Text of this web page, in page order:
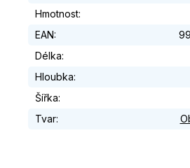
Hmotnost:
EAN:
Délka:
Hloubka:
Šířka:
Tvar: